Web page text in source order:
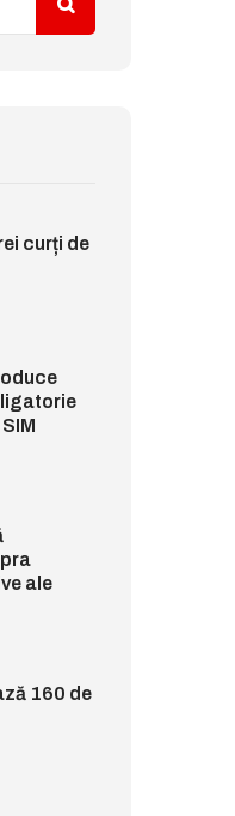
curți de
ale
160 de